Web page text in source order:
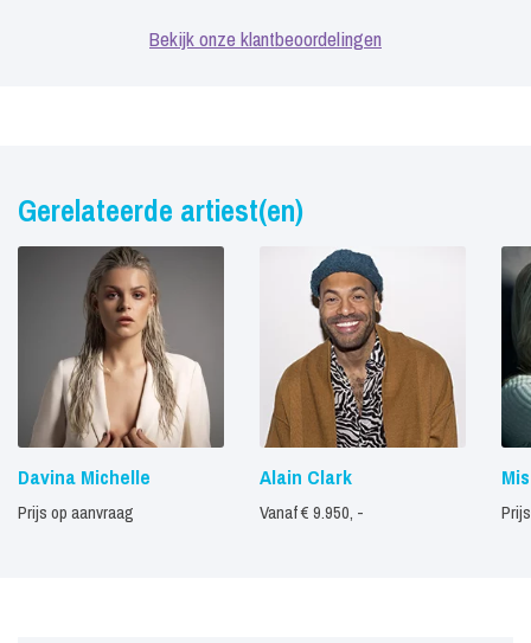
Bekijk onze klantbeoordelingen
Gerelateerde artiest(en)
Davina Michelle
Prijs op aanvraag
Alain Clark
Vanaf € 9.950, -